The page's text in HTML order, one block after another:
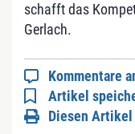
schafft das
Gerlach.
Kommentare
Artikel
Diesen